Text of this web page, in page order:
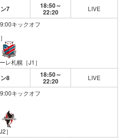
7 18:50～
22:20
LIVE
キックオフ
レ札幌 ［J1］
8 18:50～
22:20
LIVE
キックオフ
］